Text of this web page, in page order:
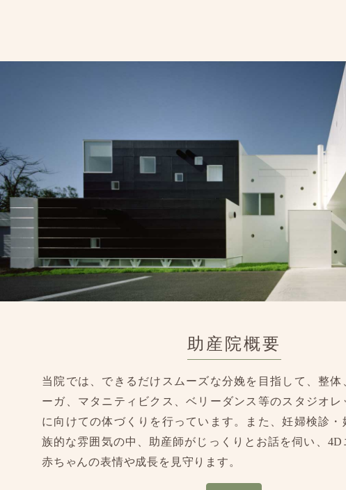
助産院概要
当院では、できるだけスムーズな分娩を目指して、整体
ーガ、マタニティビクス、ベリーダンス等のスタジオレ
に向けての体づくりを行っています。また、妊婦検診・
族的な雰囲気の中、助産師がじっくりとお話を伺い、4D
赤ちゃんの表情や成長を見守ります。